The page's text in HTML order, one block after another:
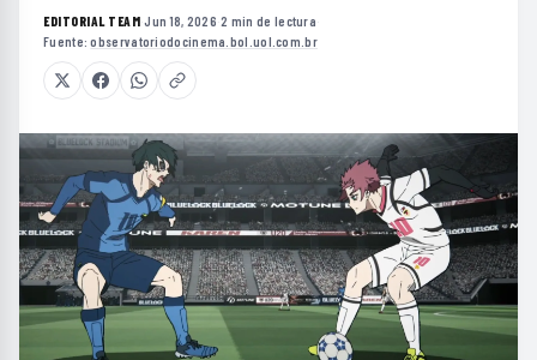
EDITORIAL TEAM·Jun 18, 2026·2 min de lectura·
Fuente:observatoriodocinema.bol.uol.com.br